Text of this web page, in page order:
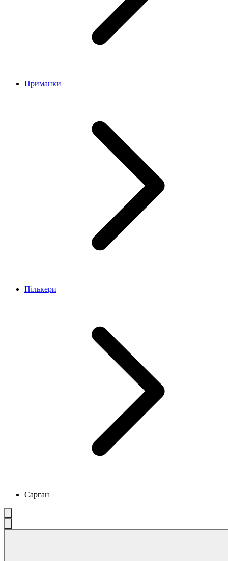
Приманки
Пількери
Сарган